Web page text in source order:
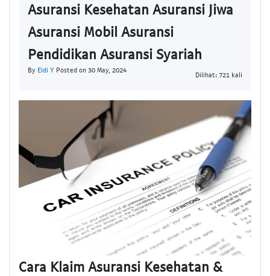
Asuransi Kesehatan Asuransi Jiwa
Asuransi Mobil Asuransi
Pendidikan Asuransi Syariah
By Eldi Y Posted on 30 May, 2024
Dilihat: 721 kali
Cara Klaim Asuransi Kesehatan &